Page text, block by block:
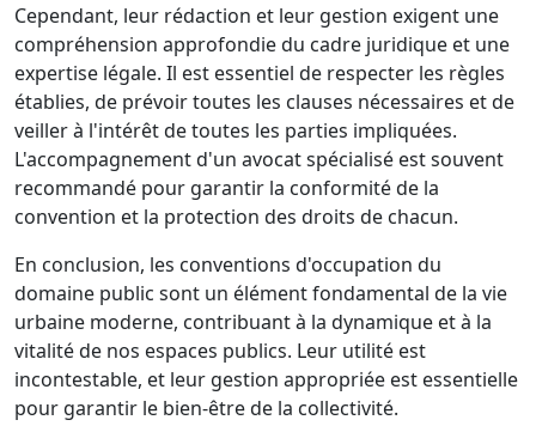
Cependant, leur rédaction et leur gestion exigent une
compréhension approfondie du cadre juridique et une
expertise légale. Il est essentiel de respecter les règles
établies, de prévoir toutes les clauses nécessaires et de
veiller à l'intérêt de toutes les parties impliquées.
L'accompagnement d'un avocat spécialisé est souvent
recommandé pour garantir la conformité de la
convention et la protection des droits de chacun.
En conclusion, les conventions d'occupation du
domaine public sont un élément fondamental de la vie
urbaine moderne, contribuant à la dynamique et à la
vitalité de nos espaces publics. Leur utilité est
incontestable, et leur gestion appropriée est essentielle
pour garantir le bien-être de la collectivité.